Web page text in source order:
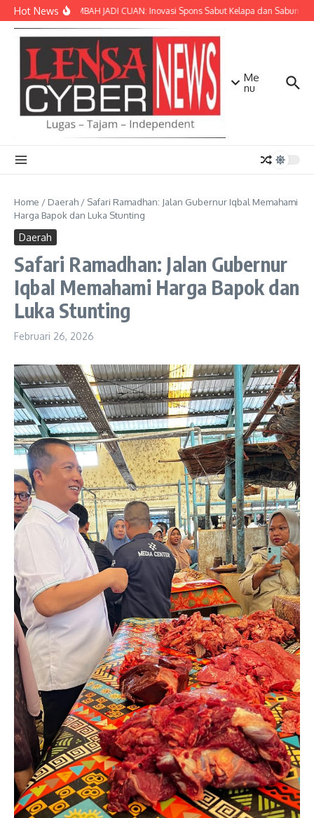
Lewati ke konten
Hot NewsSULAP LIMBAH JADI CUAN: Inovasi Spons Sabut Kelapa dan Sabun
Me
nu
Home / Daerah / Safari Ramadhan: Jalan Gubernur Iqbal Memahami
Harga Bapok dan Luka Stunting
Daerah
Safari Ramadhan: Jalan Gubernur
Iqbal Memahami Harga Bapok dan
Luka Stunting
Februari 26, 2026